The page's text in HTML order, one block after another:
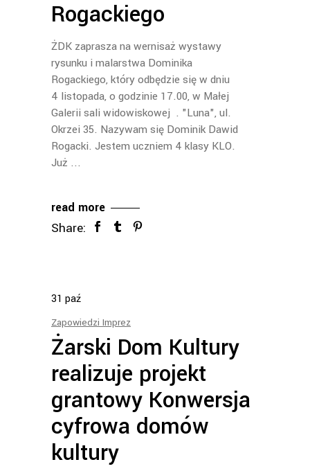
Rogackiego
ŻDK zaprasza na wernisaż wystawy
rysunku i malarstwa Dominika
Rogackiego, który odbędzie się w dniu
4 listopada, o godzinie 17.00, w Małej
Galerii sali widowiskowej . "Luna", ul.
Okrzei 35. Nazywam się Dominik Dawid
Rogacki. Jestem uczniem 4 klasy KLO.
Już
read more
Share:
31 paź
Zapowiedzi Imprez
Żarski Dom Kultury
realizuje projekt
grantowy Konwersja
cyfrowa domów
kultury